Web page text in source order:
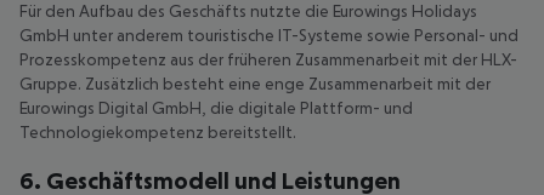
Für den Aufbau des Geschäfts nutzte die Eurowings Holidays
GmbH unter anderem touristische IT-Systeme sowie Personal- und
Prozesskompetenz aus der früheren Zusammenarbeit mit der HLX-
Gruppe. Zusätzlich besteht eine enge Zusammenarbeit mit der
Eurowings Digital GmbH, die digitale Plattform- und
Technologiekompetenz bereitstellt.
6. Geschäftsmodell und Leistungen